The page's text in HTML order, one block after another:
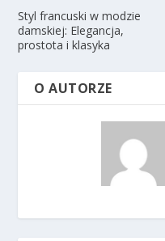
Styl francuski w modzie
damskiej: Elegancja,
prostota i klasyka
O AUTORZE